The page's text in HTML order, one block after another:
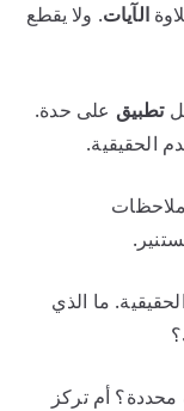
الآيات. ولا يقطع
تطبيق على حدة.
الحقيقية.
الحقيقية. ما الذي
محددة؟ أم تركز